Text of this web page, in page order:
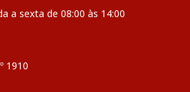
a sexta de 08:00 às 14:00
1910